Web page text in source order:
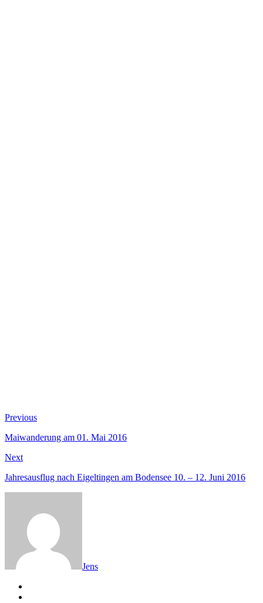
Beitragsnavigation
PreviousPrevious
Maiwanderung am 01. Mai 2016
NextNext
Jahresausflug nach Eigeltingen am Bodensee 10. – 12. Juni 2016
Jens